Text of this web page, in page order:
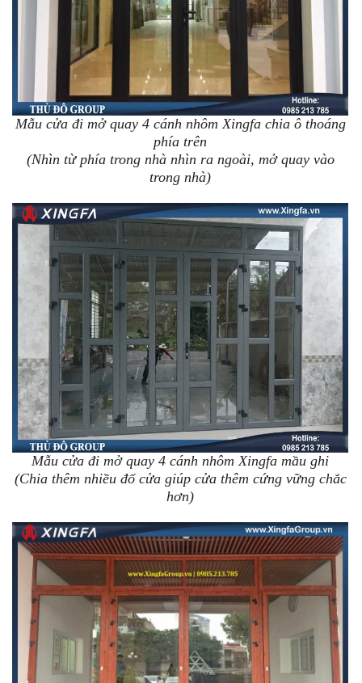
Mẫu cửa đi mở quay 4 cánh nhôm Xingfa chia ô thoáng
phía trên
(Nhìn từ phía trong nhà nhìn ra ngoài, mở quay vào
trong nhà)
Mẫu cửa đi mở quay 4 cánh nhôm Xingfa mầu ghi
(Chia thêm nhiều đố cửa giúp cửa thêm cứng vững chắc
hơn)